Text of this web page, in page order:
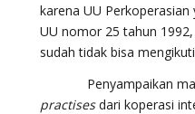
karena UU
UU nomor 25 tahun
sudah tidak bisa
Penyampaikan
practisesdari koperasi